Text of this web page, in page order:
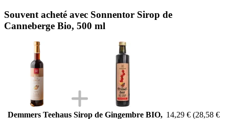
Souvent acheté avec Sonnentor Sirop de
Canneberge Bio, 500 ml
Demmers Teehaus Sirop de Gingembre BIO, 14,29 € (28,58 €